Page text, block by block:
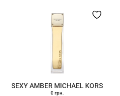
SEXY AMBER MICHAEL KORS
0 грн.